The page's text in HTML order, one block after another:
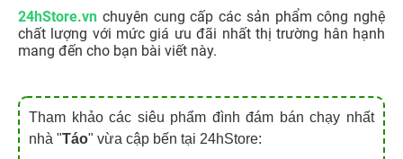
24hStore.vn chuyên cung cấp các sản phẩm công nghệ
chất lượng với mức giá ưu đãi nhất thị trường hân hạnh
mang đến cho bạn bài viết này.
Tham khảo các siêu phẩm đình đám bán chạy nhất
nhà "Táo" vừa cập bến tại 24hStore: